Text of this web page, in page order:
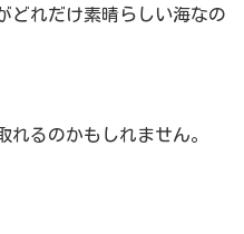
どれだけ素晴らしい海なの
れるのかもしれません。